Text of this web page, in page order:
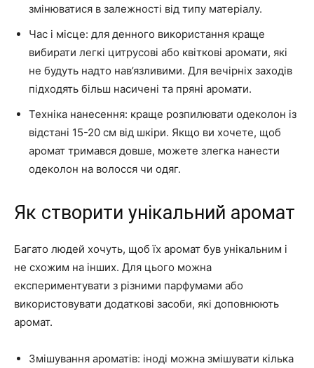
змінюватися в залежності від типу матеріалу.
Час і місце: для денного використання краще
вибирати легкі цитрусові або квіткові аромати, які
не будуть надто нав’язливими. Для вечірніх заходів
підходять більш насичені та пряні аромати.
Техніка нанесення: краще розпилювати одеколон із
відстані 15-20 см від шкіри. Якщо ви хочете, щоб
аромат тримався довше, можете злегка нанести
одеколон на волосся чи одяг.
Як створити унікальний аромат
Багато людей хочуть, щоб їх аромат був унікальним і
не схожим на інших. Для цього можна
експериментувати з різними парфумами або
використовувати додаткові засоби, які доповнюють
аромат.
Змішування ароматів: іноді можна змішувати кілька